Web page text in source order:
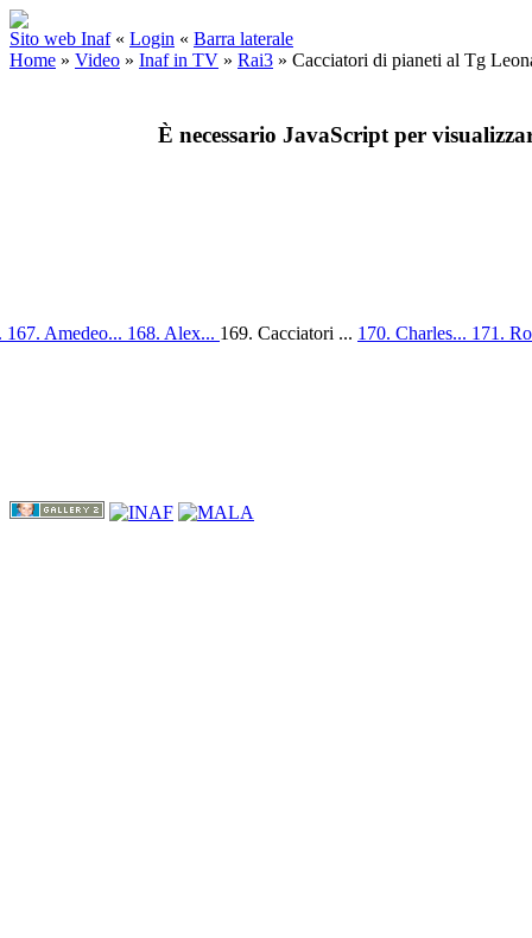
Sito web Inaf « Login « Barra laterale
Home » Video » Inaf in TV » Rai3 » Cacciatori di pianeti al Tg
È necessario JavaScript per
167. Amedeo... 168. Alex... 169. Cacciatori ... 170. Charles... 171.